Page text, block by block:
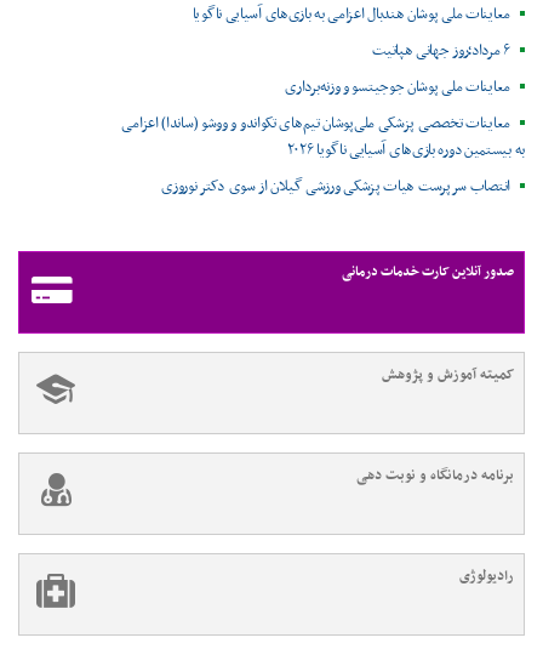
معاینات ملی پوشان هندبال اعزامی به بازی‌های آسیایی ناگویا
۶ مرداد؛روز جهانی هپاتیت
معاینات ملی پوشان جوجیتسو و وزنه‌برداری
معاینات تخصصی پزشکی ملی‌پوشان تیم‌های تکواندو و ووشو (ساندا) اعزامی
به بیستمین دوره بازی‌های آسیایی ناگویا ۲۰۲۶
انتصاب سرپرست هیات پزشکی ورزشی گیلان از سوی دکتر نوروزی
صدور آنلاین کارت خدمات درمانی
کمیته آموزش و پژوهش
برنامه درمانگاه و نوبت دهی
رادیولوژی